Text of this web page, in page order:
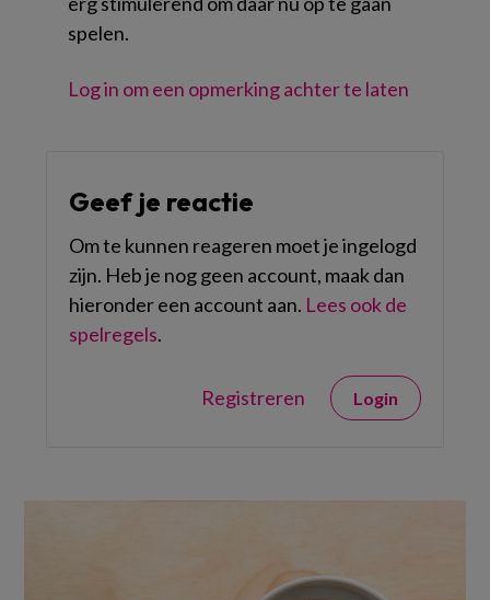
spelen.
Log in om een opmerking achter te laten
Geef je reactie
Om te kunnen reageren moet je ingelogd
zijn. Heb je nog geen account, maak dan
hieronder een account aan. Lees ook de
spelregels.
Registreren Login